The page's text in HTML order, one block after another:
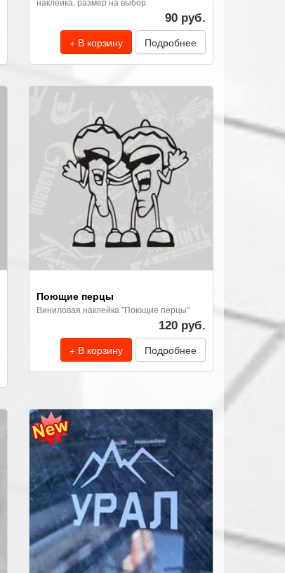
90 руб.
+ В корзину Подробнее
Поющие перцы
Виниловая наклейка "Поющие перцы"
120 руб.
+ В корзину Подробнее